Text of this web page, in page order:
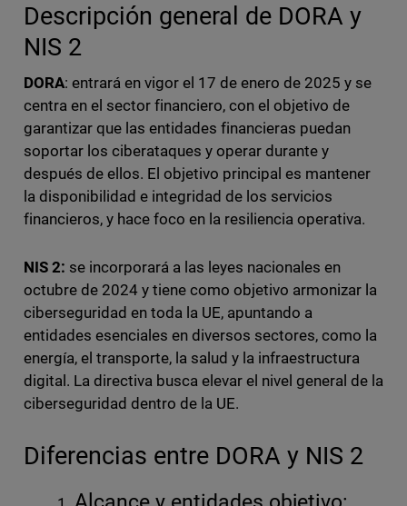
Descripción general de DORA y
NIS 2
DORA: entrará en vigor el 17 de enero de 2025 y se
centra en el sector financiero, con el objetivo de
garantizar que las entidades financieras puedan
soportar los ciberataques y operar durante y
después de ellos. El objetivo principal es mantener
la disponibilidad e integridad de los servicios
financieros, y hace foco en la resiliencia operativa.
NIS 2: se incorporará a las leyes nacionales en
octubre de 2024 y tiene como objetivo armonizar la
ciberseguridad en toda la UE, apuntando a
entidades esenciales en diversos sectores, como la
energía, el transporte, la salud y la infraestructura
digital. La directiva busca elevar el nivel general de la
ciberseguridad dentro de la UE.
Diferencias entre DORA y NIS 2